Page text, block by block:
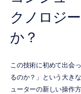
クノロジ
か？
この技術に初めて出会
るのか？」という大き
ューターの新しい操作